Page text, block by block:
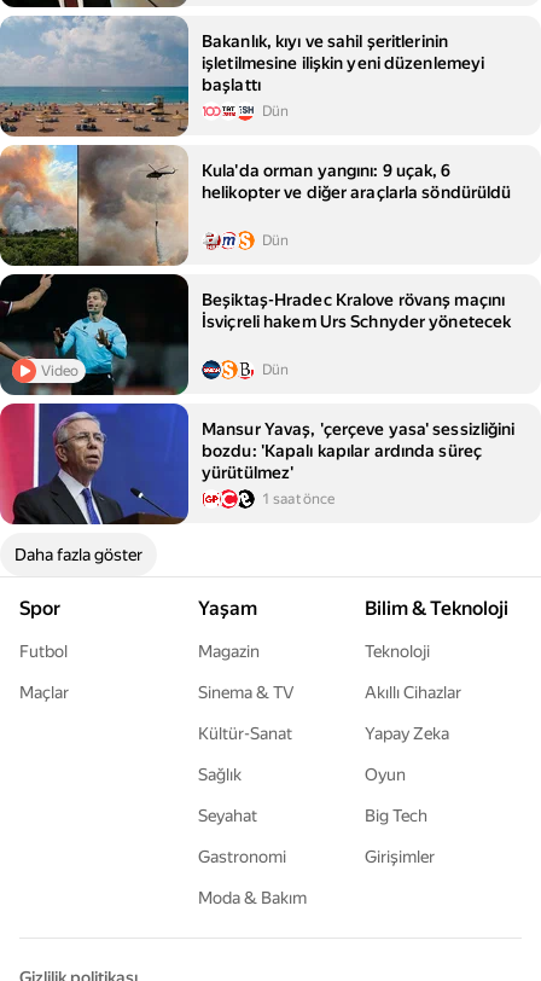
Bakanlık, kıyı ve sahil şeritlerinin
işletilmesine ilişkin yeni düzenlemeyi
başlattı
Dün
Kula'da orman yangını: 9 uçak, 6
helikopter ve diğer araçlarla söndürüldü
Dün
Video
Beşiktaş-Hradec Kralove rövanş maçını
İsviçreli hakem Urs Schnyder yönetecek
Dün
Mansur Yavaş, 'çerçeve yasa' sessizliğini
bozdu: 'Kapalı kapılar ardında süreç
yürütülmez'
1 saat önce
Daha fazla göster
Spor
Futbol
Maçlar
Yaşam
Magazin
Sinema & TV
Kültür-Sanat
Sağlık
Seyahat
Gastronomi
Moda & Bakım
Bilim & Teknoloji
Teknoloji
Akıllı Cihazlar
Yapay Zeka
Oyun
Big Tech
Girişimler